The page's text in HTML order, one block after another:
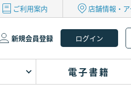
ご利用案内 店舗情報・
新規会員登録
電子書籍